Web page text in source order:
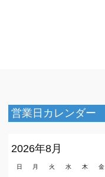
営業日カレンダー
2026年8月
日 月 火 水 木 金